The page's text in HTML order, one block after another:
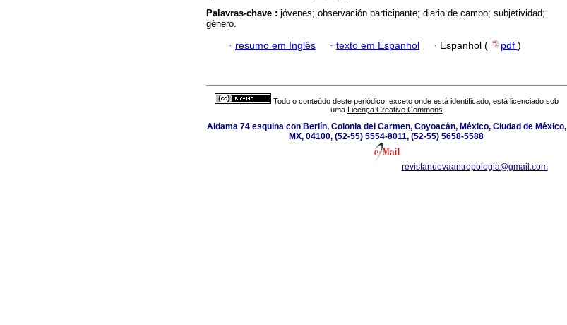
Palavras-chave : jóvenes; observación participante; diario de campo; subjetividad;
género.
· resumo em Inglês · texto em Espanhol · Espanhol ( pdf )
Todo o conteúdo deste periódico, exceto onde está identificado, está licenciado sob
uma Licença Creative Commons
Aldama 74 esquina con Berlín, Colonia del Carmen, Coyoacán, México, Ciudad de México,
MX, 04100, (52-55) 5554-8011, (52-55) 5658-5588
revistanuevaantropologia@gmail.com